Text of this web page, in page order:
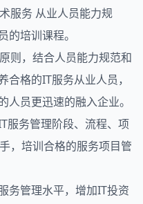
服务 从业人员能力规
的培训课程。
则，结合人员能力规范和
格的IT服务从业人员，
员更迅速的融入企业。
服务管理阶段、流程、项
，培训合格的服务项目管
务管理水平，增加IT投资